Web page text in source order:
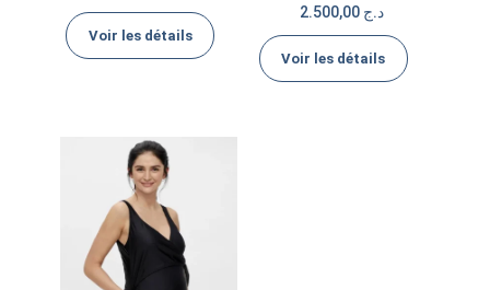
Voir les détails
د.ج 2.500,00
Voir les détails